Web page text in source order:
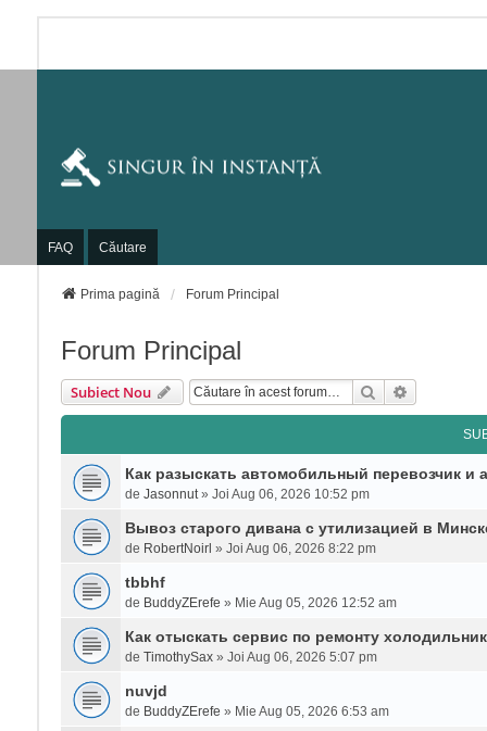
FAQ Căutare
Prima pagină Forum Principal
Forum Principal
Subiect Nou Căutare
Как разыскать автомобильный перевозчик и
de Jasonnut» Joi Aug 06, 2026 10:52 pm
Вывоз старого дивана с утилизацией в
de RobertNoirl » Joi Aug 06, 2026 8:22 pm
tbbhf
de BuddyZErefe » Mie Aug 05, 2026 12:52 am
Как отыскать сервис по ремонту
de TimothySax» Joi Aug 06, 2026 5:07 pm
nuvjd
de BuddyZErefe » Mie Aug 05, 2026 6:53 am